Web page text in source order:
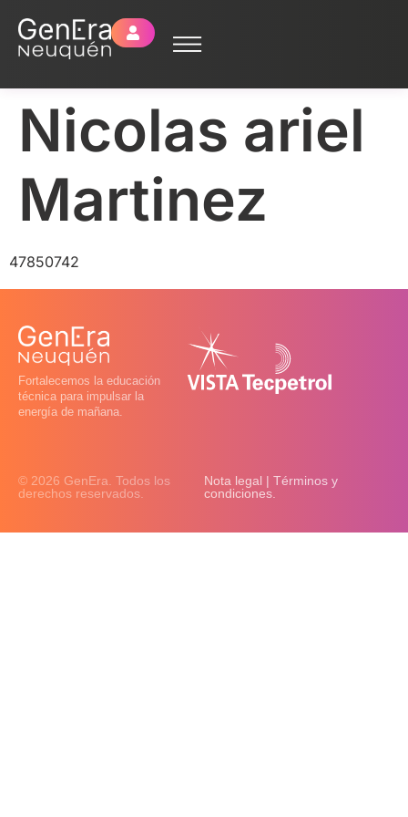
Nicolas ariel
Martinez
47850742
Fortalecemos la educación
técnica para impulsar la
energía de mañana.
© 2026 GenEra. Todos los
derechos reservados.
Nota legal | Términos y
condiciones.